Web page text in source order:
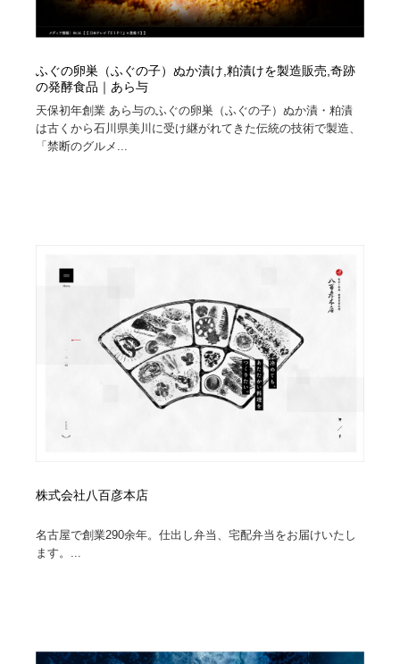
ふぐの卵巣（ふぐの子）ぬか漬け,粕漬けを製造販売,奇跡
の発酵食品｜あら与
天保初年創業 あら与のふぐの卵巣（ふぐの子）ぬか漬・粕漬
は古くから石川県美川に受け継がれてきた伝統の技術で製造、
「禁断のグルメ...
株式会社八百彦本店
名古屋で創業290余年。仕出し弁当、宅配弁当をお届けいたし
ます。...